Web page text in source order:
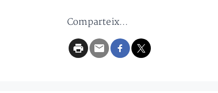
Comparteix...